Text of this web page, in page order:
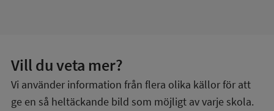
Vill du veta mer?
Vi använder information från flera olika källor för att
ge en så heltäckande bild som möjligt av varje skola.